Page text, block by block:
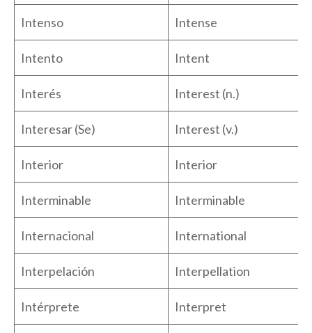
Intenso Intense
Intento Intent
Interés Interest (n.)
Interesar (Se) Interest (v.)
Interior Interior
Interminable Interminable
Internacional International
Interpelación Interpellation
Intérprete Interpret